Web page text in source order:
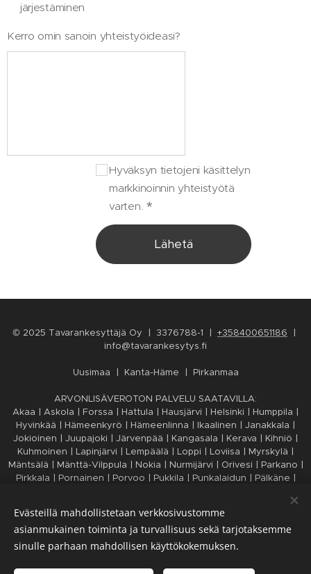
järjestäminen
Kerro omin sanoin yhteistyöideasi?
Hyväksyn tietojeni käsittelyn
markkinoinnin yhteistyötä
varten.
Lähetä
© 2025 Tavarankesyttäjä Oy | 3376788-1 | +358400651186 |
info@tavarankesytys.fi
Uusimaa | Kanta-Häme | Pirkanmaa
ARVONLISÄVEROTON PALVELU SAATAVILLA:
Akaa | Askola | Forssa | Hattula | Hausjärvi | Helsinki | Humppila |
Hyvinkää | Hämeenkyrö | Hämeenlinna | Ikaalinen | Janakkala |
Jokioinen | Juupajoki | Järvenpää | Kangasala | Kerava | Kihniö |
Kuhmoinen | Lapinjärvi | Lempäälä | Loppi | Loviisa | Myrskylä |
Mäntsälä | Mänttä-Vilppula | Nokia | Nurmijärvi | Orivesi | Parkano |
Pirkkala | Pornainen | Porvoo | Pukkila | Punkalaidun | Pälkäne |
Tuusula | Urjala | Valkeakoski | Vantaa | Vesilahti | Virrat | Ylöjärvi
| Ypäjä
Evästeillä mahdollistetaan verkkosivustomme
asianmukainen toiminta ja turvallisuus sekä tarjotaksemme
sinulle parhaan mahdollisen käyttökokemuksen.